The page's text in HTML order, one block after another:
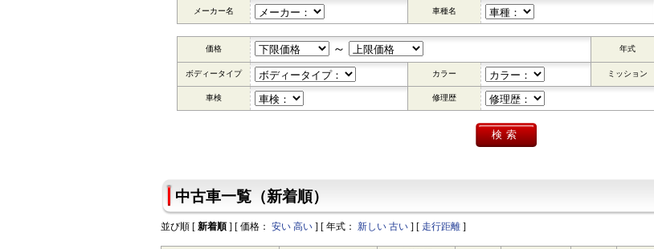
メーカー名 車種名
価格 ～ 年式
ボディータイプ カラー ミッション
車検 修理歴
中古車一覧（新着順）
並び順 [ 新着順] [ 価格： 安い 高い] [ 年式： 新しい 古い] [ 走行距離]